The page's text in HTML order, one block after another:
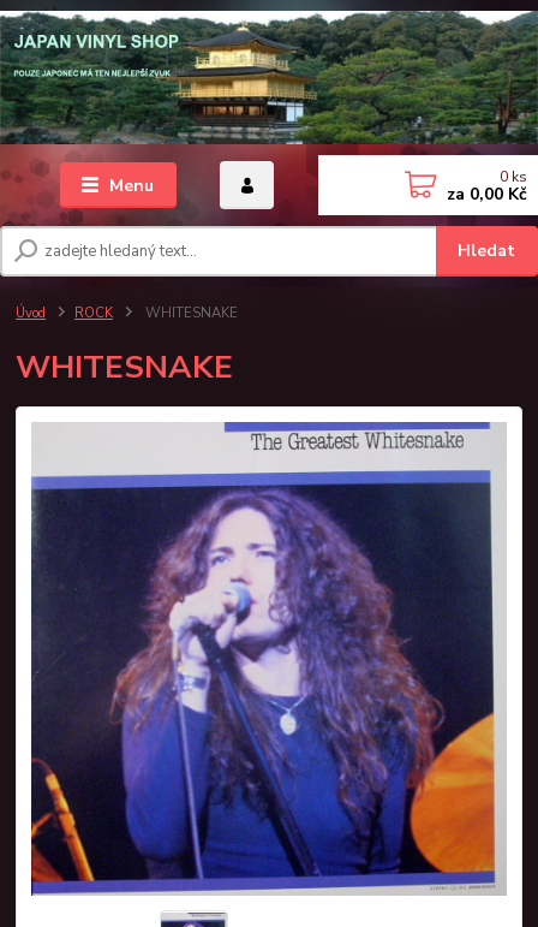
Menu
Hledat
0 ks
za 0,00 Kč
Úvod ROCK WHITESNAKE
WHITESNAKE